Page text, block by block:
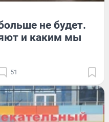
не будет.
и каким мы
51